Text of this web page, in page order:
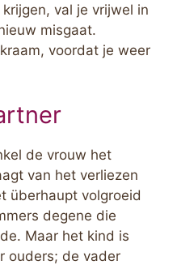
val je vrijwel in
misgaat.
voordat je weer
de vrouw het
van het verliezen
überhaupt volgroeid
degene die
Maar het kind is
ouders; de vader